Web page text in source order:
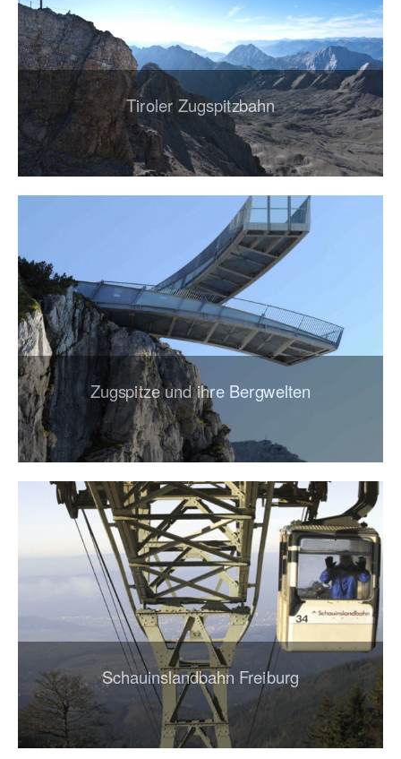
Tiroler Zugspitzbahn
Zugspitze und ihre Bergwelten
Schauinslandbahn Freiburg